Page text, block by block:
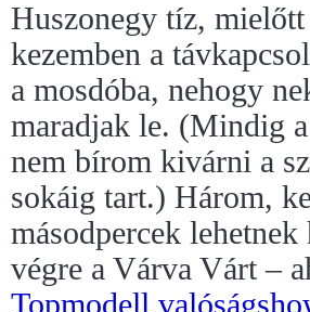
Huszonegy tíz, mielőtt
kezemben a
a mosdóba, nehogy
maradjak le. (Mindig
nem bírom kivárni a
sokáig tart.) Három,
másodpercek
végre a Várva Várt –
Topmodell